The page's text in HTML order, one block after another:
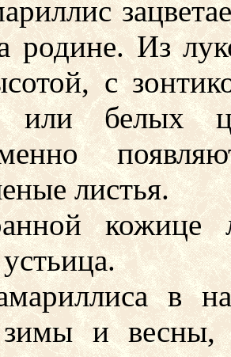
родине. Из
с
или белых
листья.
кожице
в
зимы и весны,